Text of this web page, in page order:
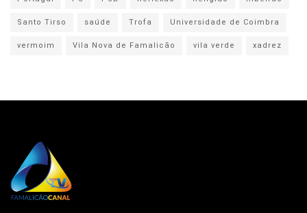
Santo Tirso
saúde Trofa
Universidade de Coimbra
vermoim
Vila Nova de Famalicão vila verde xadrez